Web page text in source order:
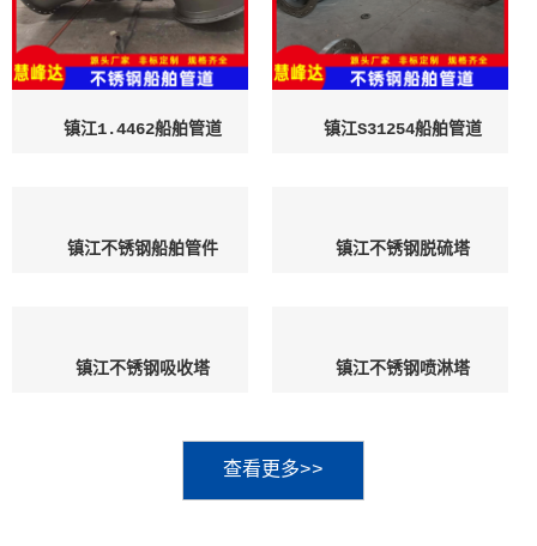
镇江1.4462船舶管道 镇江S31254船舶管道
镇江不锈钢船舶管件 镇江不锈钢脱硫塔
镇江不锈钢吸收塔 镇江不锈钢喷淋塔
查看更多>>